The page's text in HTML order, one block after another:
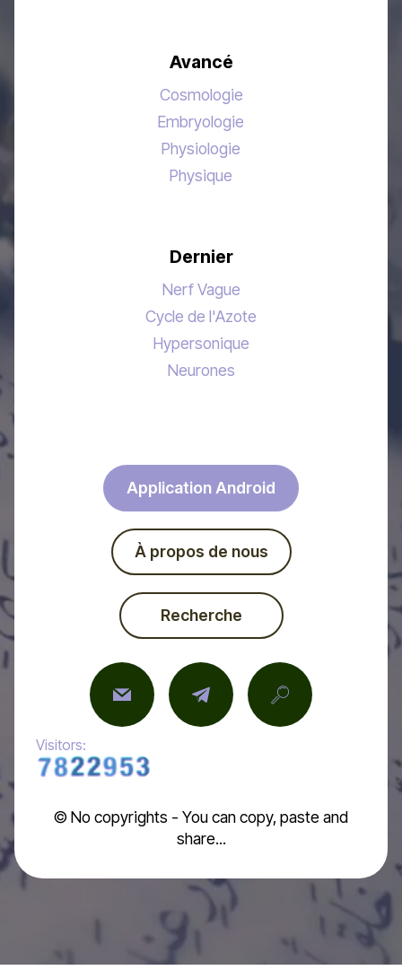
Avancé
Cosmologie
Embryologie
Physiologie
Physique
Dernier
Nerf Vague
Cycle de l'Azote
Hypersonique
Neurones
Application Android
À propos de nous
Recherche
Visitors:
© No copyrights - You can copy, paste and
share...